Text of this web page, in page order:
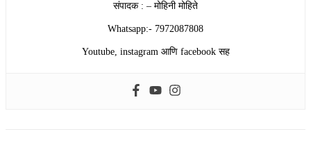
संपादक : – मोहिनी मोहिते
Whatsapp:- 7972087808
Youtube, instagram आणि facebook सह